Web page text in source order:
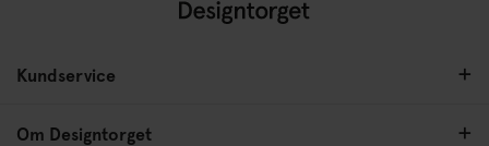
Kundservice
Om Designtorget